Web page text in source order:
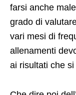
farsi anche
grado di
vari mesi di
allenamenti
ai risultati che